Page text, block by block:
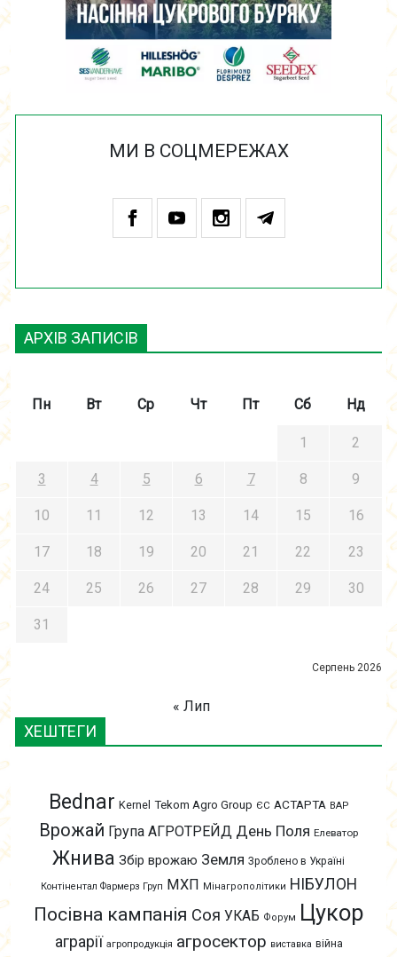
МИ В СОЦМЕРЕЖАХ
АРХІВ ЗАПИСІВ
Серпень 2026
Пн Вт Ср Чт Пт Сб Нд
1 2
3 4 5 6 7 8 9
10 11 12 13 14 15 16
17 18 19 20 21 22 23
24 25 26 27 28 29 30
31
« Лип
ХЕШТЕГИ
Bednar Kernel Tekom Agro Group ЄС АСТАРТА ВАР
Врожай Група АГРОТРЕЙД День Поля Елеватор
Жнива Збір врожаю Земля Зроблено в Україні
Контінентал Фармерз Груп МХП Мінагрополітики НІБУЛОН
Посівна кампанія Соя УКАБ Форум Цукор
аграрії агропродукція агросектор виставка війна